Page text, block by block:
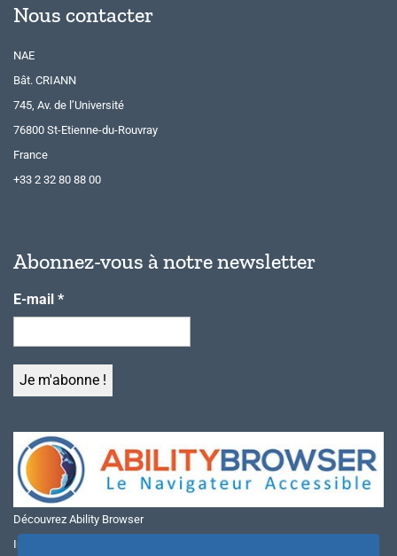
Nous contacter
NAE
Bât. CRIANN
745, Av. de l’Université
76800 St-Etienne-du-Rouvray
France
+33 2 32 80 88 00
Abonnez-vous à notre newsletter
E-mail *
Découvrez Ability Browser
Installer Ability Browser sur Windows